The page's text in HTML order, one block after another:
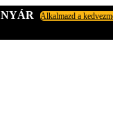
NYÁR Alkalmazd a